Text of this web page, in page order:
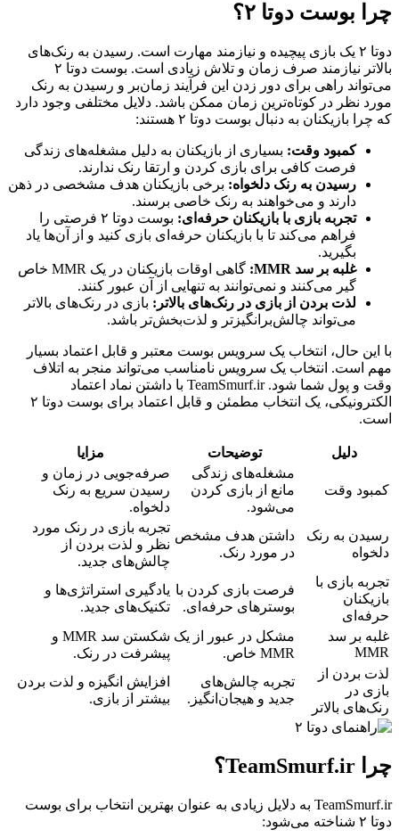
چرا بوست دوتا ۲؟
دوتا ۲ یک بازی پیچیده و نیازمند مهارت است. رسیدن به رنک‌های
بالاتر نیازمند صرف زمان و تلاش زیادی است. بوست دوتا ۲
می‌تواند راهی برای دور زدن این فرآیند زمان‌بر و رسیدن به رنک
مورد نظر در کوتاه‌ترین زمان ممکن باشد. دلایل مختلفی وجود دارد
که چرا بازیکنان به دنبال بوست دوتا ۲ هستند:
کمبود وقت: بسیاری از بازیکنان به دلیل مشغله‌های زندگی
فرصت کافی برای بازی کردن و ارتقا رنک ندارند.
رسیدن به رنک دلخواه: برخی بازیکنان هدف مشخصی در ذهن
دارند و می‌خواهند به رنک خاصی برسند.
تجربه بازی با بازیکنان حرفه‌ای:
بوست دوتا ۲ فرصتی را
فراهم می‌کند تا با بازیکنان حرفه‌ای بازی کنید و از آن‌ها یاد
بگیرید.
غلبه بر سد MMR:
گاهی اوقات بازیکنان در یک MMR خاص
گیر می‌کنند و نمی‌توانند به تنهایی از آن عبور کنند.
لذت بردن از بازی در رنک‌های بالاتر: بازی در رنک‌های بالاتر
می‌تواند چالش‌برانگیزتر و لذت‌بخش‌تر باشد.
با این حال، انتخاب یک سرویس بوست معتبر و قابل اعتماد بسیار
مهم است. انتخاب یک سرویس نامناسب می‌تواند منجر به اتلاف
وقت و پول شما شود. TeamSmurf.ir با داشتن نماد اعتماد
الکترونیکی، یک انتخاب مطمئن و قابل اعتماد برای بوست دوتا ۲
است.
دلیل توضیحات مزایا
کمبود وقت
مشغله‌های زندگی
مانع از بازی کردن
می‌شود.
صرفه‌جویی در زمان و
رسیدن سریع به رنک
دلخواه.
رسیدن به رنک
دلخواه
داشتن هدف مشخص
در مورد رنک.
تجربه بازی در رنک مورد
نظر و لذت بردن از
چالش‌های جدید.
تجربه بازی با
بازیکنان
حرفه‌ای
فرصت بازی کردن با
بوسترهای حرفه‌ای.
یادگیری استراتژی‌ها و
تکنیک‌های جدید.
غلبه بر سد
MMR
مشکل در عبور از یک
MMR خاص.
شکستن سد MMR و
پیشرفت در رنک.
لذت بردن از
بازی در
رنک‌های بالاتر
تجربه چالش‌های
جدید و هیجان‌انگیز.
افزایش انگیزه و لذت بردن
بیشتر از بازی.
چرا TeamSmurf.ir؟
TeamSmurf.ir به دلایل زیادی به عنوان بهترین انتخاب برای بوست
دوتا ۲ شناخته می‌شود: